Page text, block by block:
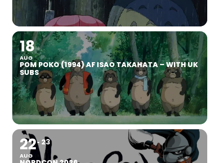
18
AUG
POM POKO (1994) AF ISAO TAKAHATA – WITH UK
SUBS
22
AUG
23